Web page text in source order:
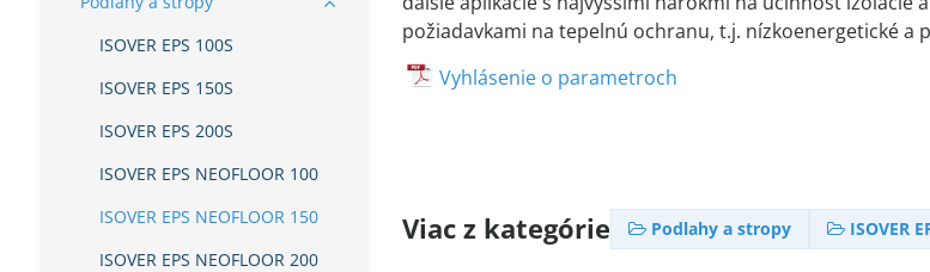
požiadavkami na tepelnú ochranu, t.j. nízkoenergetické a
Vyhlásenie o parametroch
Viac z kategórie Podlahy a stropy ISOVER
ISOVER EPS 100S
ISOVER EPS 150S
ISOVER EPS 200S
ISOVER EPS NEOFLOOR 100
ISOVER EPS NEOFLOOR 150
ISOVER EPS NEOFLOOR 200